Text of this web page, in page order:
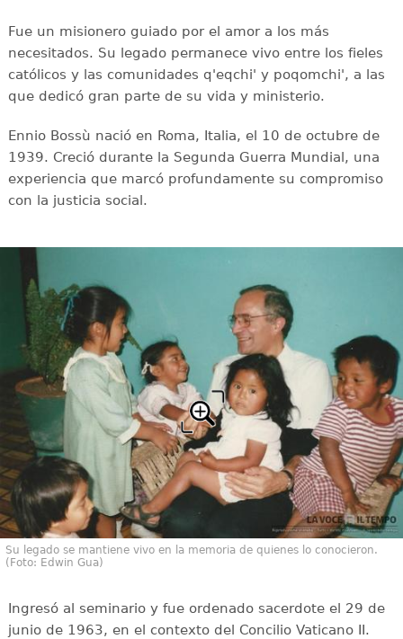
Fue un misionero guiado por el amor a los más
necesitados. Su legado permanece vivo entre los fieles
católicos y las comunidades q'eqchi' y poqomchi', a las
que dedicó gran parte de su vida y ministerio.
Ennio Bossù nació en Roma, Italia, el 10 de octubre de
1939. Creció durante la Segunda Guerra Mundial, una
experiencia que marcó profundamente su compromiso
con la justicia social.
Su legado se mantiene vivo en la memoria de quienes lo conocieron.
(Foto: Edwin Gua)
Ingresó al seminario y fue ordenado sacerdote el 29 de
junio de 1963, en el contexto del Concilio Vaticano II.